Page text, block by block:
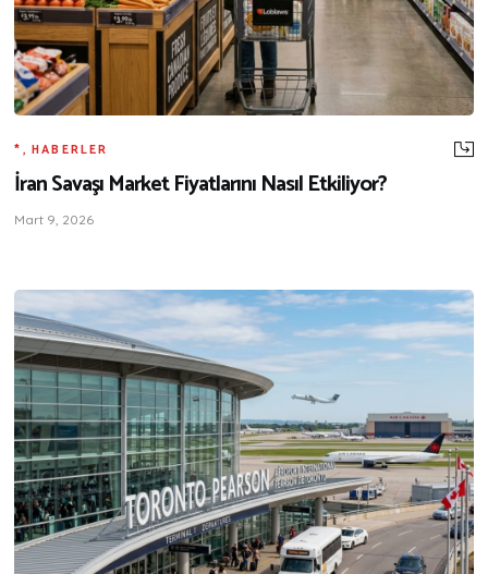
*,HABERLER
İran Savaşı Market Fiyatlarını Nasıl Etkiliyor?
Mart 9, 2026